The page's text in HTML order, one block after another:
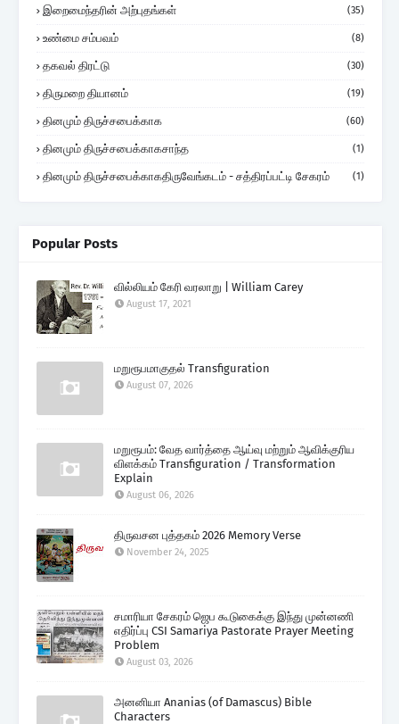
இறைமைந்தரின் அற்புதங்கள் (35)
உண்மை சம்பவம் (8)
தகவல் திரட்டு (30)
திருமறை தியானம் (19)
தினமும் திருச்சபைக்காக (60)
தினமும் திருச்சபைக்காகசாந்த (1)
தினமும் திருச்சபைக்காகதிருவேங்கடம் - சத்திரப்பட்டி சேகரம் (1)
Popular Posts
வில்லியம் கேரி வரலாறு | William Carey
August 17, 2021
மறுரூபமாகுதல் Transfiguration
August 07, 2026
மறுரூபம்: வேத வார்த்தை ஆய்வு மற்றும் ஆவிக்குரிய
விளக்கம் Transfiguration / Transformation
Explain
August 06, 2026
திருவசன புத்தகம் 2026 Memory Verse
November 24, 2025
சமாரியா சேகரம் ஜெப கூடுகைக்கு இந்து முன்னணி
எதிர்ப்பு CSI Samariya Pastorate Prayer Meeting
Problem
August 03, 2026
அனனியா Ananias (of Damascus) Bible
Characters